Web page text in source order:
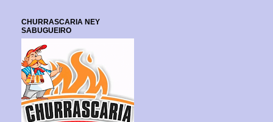
CHURRASCARIA NEY
SABUGUEIRO